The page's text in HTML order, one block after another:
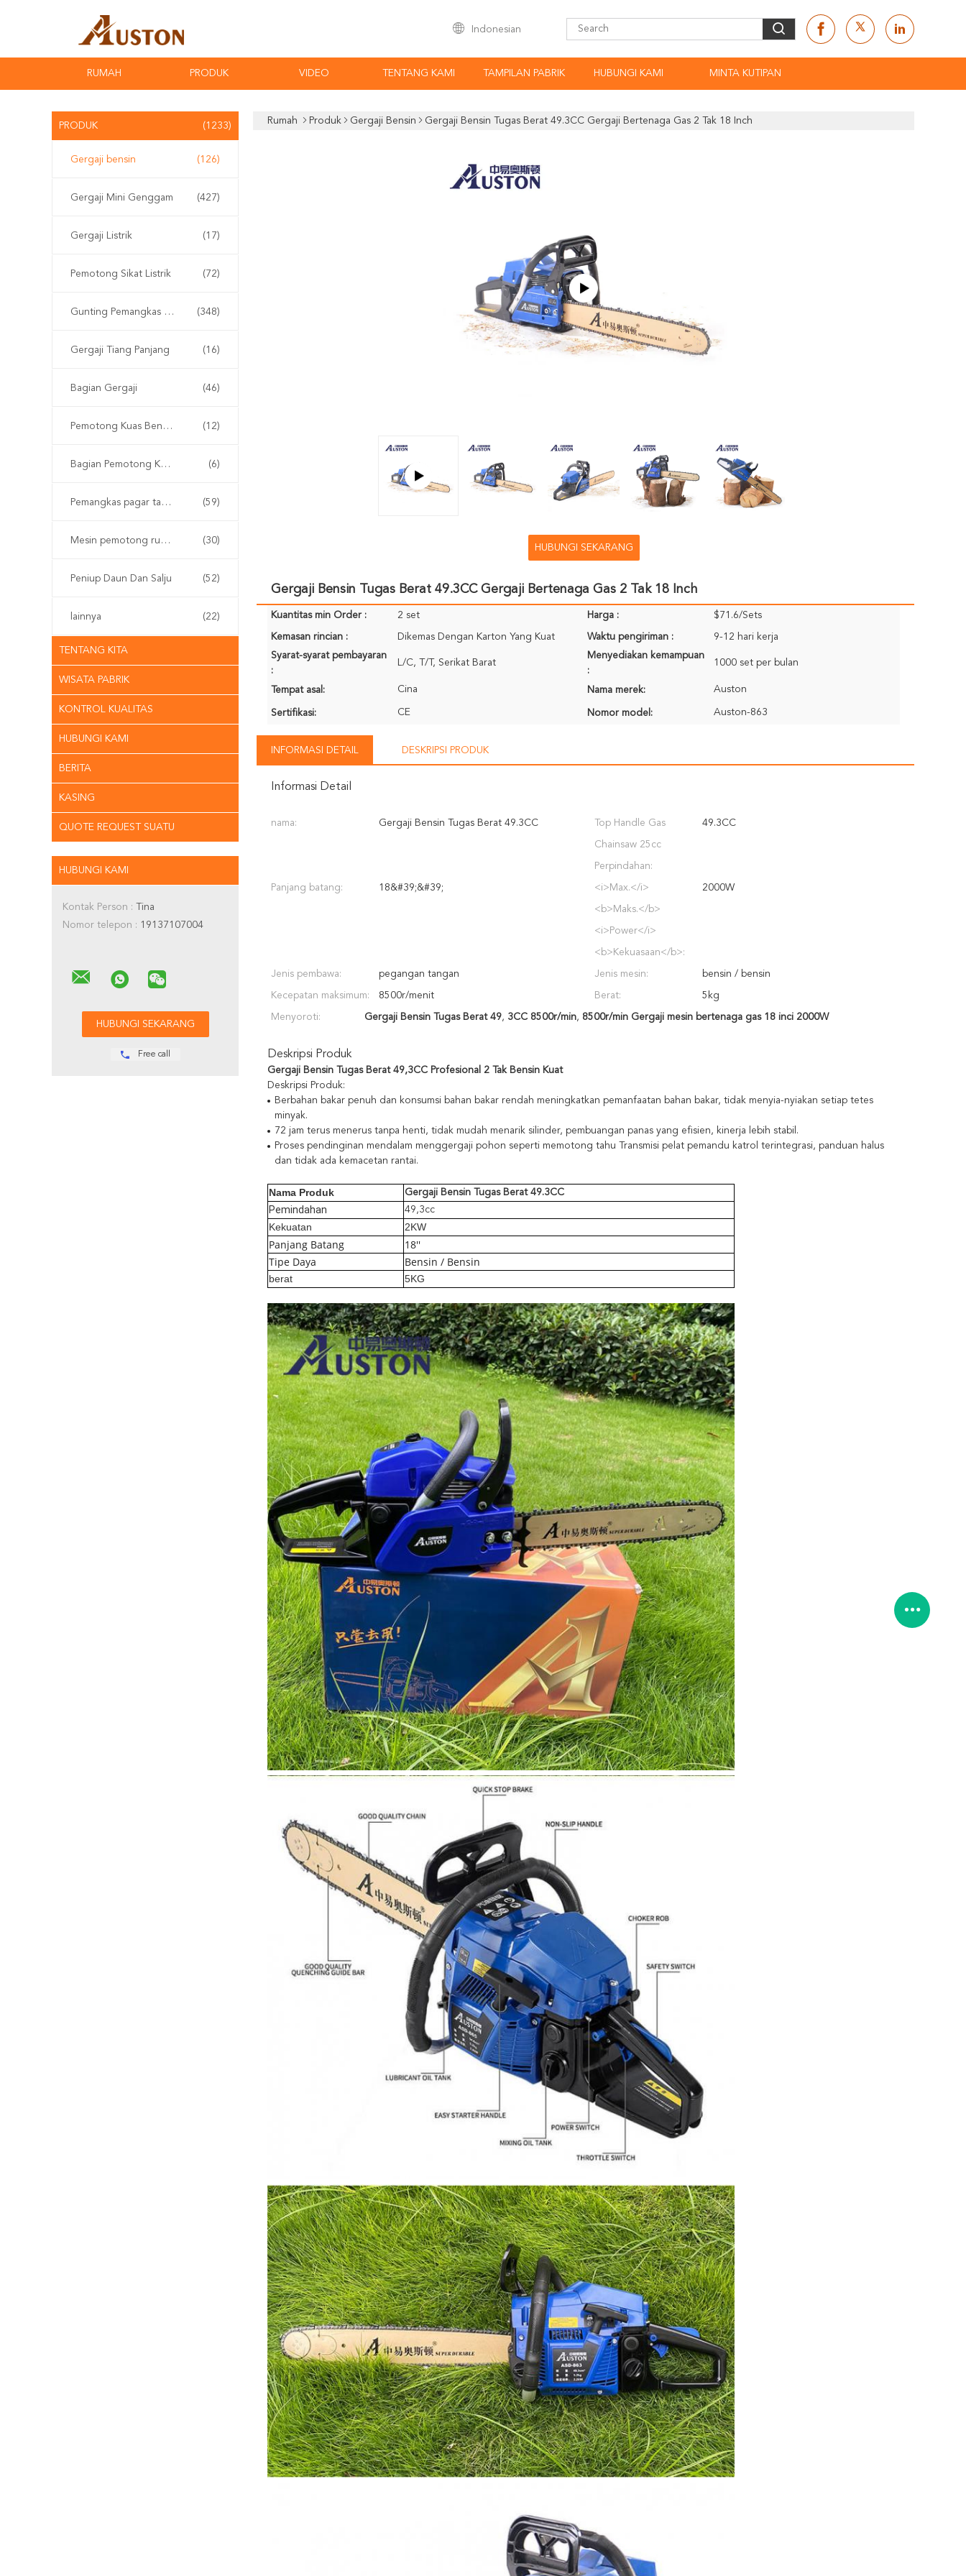
Indonesian
RUMAH PRODUK VIDEO TENTANG KAMI TAMPILAN PABRIK HUBUNGI KAMI MINTA KUTIPAN
PRODUK (1233)
Gergaji bensin (126)
Gergaji Mini Genggam (427)
Gergaji Listrik (17)
Pemotong Sikat Listrik (72)
Gunting Pemangkas Elektrik (348)
Gergaji Tiang Panjang (16)
Bagian Gergaji (46)
Pemotong Kuas Bensin (12)
Bagian Pemotong Kuas (6)
Pemangkas pagar tanpa kabel (59)
Mesin pemotong rumput (30)
Peniup Daun Dan Salju (52)
lainnya (22)
TENTANG KITA
WISATA PABRIK
KONTROL KUALITAS
HUBUNGI KAMI
BERITA
KASING
QUOTE REQUEST SUATU
HUBUNGI KAMI
Kontak Person : Tina
Nomor telepon : 19137107004
Free call
Rumah Produk Gergaji Bensin Gergaji Bensin Tugas Berat 49.3CC Gergaji Bertenaga Gas 2 Tak 18 Inch
HUBUNGI SEKARANG
Gergaji Bensin Tugas Berat 49.3CC Gergaji Bertenaga Gas 2 Tak 18 Inch
Kuantitas min Order : 2 set Harga : $71.6/Sets
Kemasan rincian : Dikemas Dengan Karton Yang Kuat Waktu pengiriman :
9-12 hari kerja
Syarat-syarat pembayaran
:
L/C, T/T, Serikat Barat
Menyediakan kemampuan
:
1000 set per bulan
Tempat asal: Cina Nama merek: Auston
Sertifikasi: CE Nomor model: Auston-863
INFORMASI DETAIL DESKRIPSI PRODUK
Informasi Detail
nama: Gergaji Bensin Tugas Berat 49.3CC Top Handle Gas
Chainsaw 25cc
Perpindahan:
49.3CC
Panjang batang: 18&#39;&#39; <i>Max.</i>
<b>Maks.</b>
<i>Power</i>
<b>Kekuasaan</b>:
2000W
Jenis pembawa: pegangan tangan Jenis mesin: bensin / bensin
Kecepatan maksimum: 8500r/menit Berat: 5kg
Menyoroti: Gergaji Bensin Tugas Berat 49, 3CC 8500r/min, 8500r/min Gergaji mesin bertenaga gas 18 inci 2000W
Deskripsi Produk
Gergaji Bensin Tugas Berat 49,3CC Profesional 2 Tak Bensin Kuat
Deskripsi Produk:
Berbahan bakar penuh dan konsumsi bahan bakar rendah meningkatkan pemanfaatan bahan bakar, tidak menyia-nyiakan setiap tetes
minyak.
72 jam terus menerus tanpa henti, tidak mudah menarik silinder, pembuangan panas yang efisien, kinerja lebih stabil.
Proses pendinginan mendalam menggergaji pohon seperti memotong tahu Transmisi pelat pemandu katrol terintegrasi, panduan halus
dan tidak ada kemacetan rantai.
Nama Produk Gergaji Bensin Tugas Berat 49.3CC
Pemindahan 49,3cc
Kekuatan 2KW
Panjang Batang
18''
Tipe Daya
Bensin / Bensin
berat 5KG